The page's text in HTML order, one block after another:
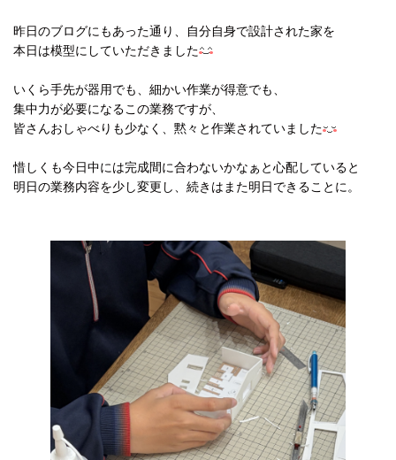
昨日のブログにもあった通り、自分自身で設計された家を
本日は模型にしていただきました
いくら手先が器用でも、細かい作業が得意でも、
集中力が必要になるこの業務ですが、
皆さんおしゃべりも少なく、黙々と作業されていました
惜しくも今日中には完成間に合わないかなぁと心配していると
明日の業務内容を少し変更し、続きはまた明日できることに。